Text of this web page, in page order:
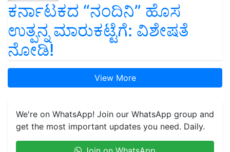
ಕರ್ನಾಟಕದ “ನಂದಿನಿ” ಹೊಸ
ಉತ್ಪನ್ನ ಮಾರುಕಟ್ಟೆಗೆ: ವಿಶೇಷತೆ
ನೋಡಿ!
View More
We're on WhatsApp! Join our WhatsApp group and
get the most important updates you need. Daily.